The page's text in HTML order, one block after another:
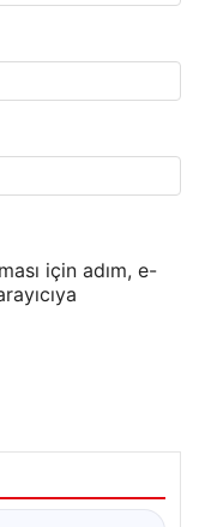
için adım, e-